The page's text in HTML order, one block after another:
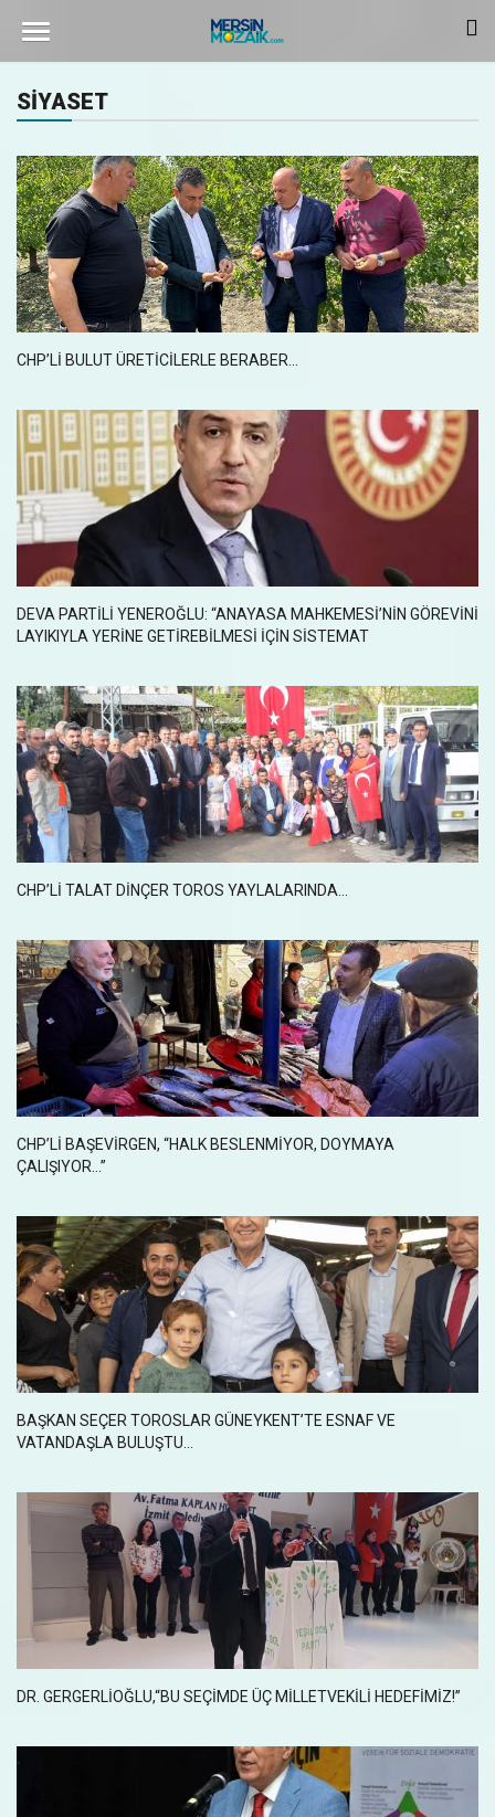
SİYASET
CHP’LI BULUT ÜRETICILERLE BERABER…
DEVA PARTILI YENEROĞLU: “ANAYASA MAHKEMESI’NIN GÖREVINI
LAYIKIYLA YERINE GETIREBILMESI IÇIN SISTEMAT
CHP’LI TALAT DINÇER TOROS YAYLALARINDA...
CHP’LI BAŞEVIRGEN, “HALK BESLENMIYOR, DOYMAYA
ÇALIŞIYOR...”
BAŞKAN SEÇER TOROSLAR GÜNEYKENT’TE ESNAF VE
VATANDAŞLA BULUŞTU...
DR. GERGERLIOĞLU,“BU SEÇIMDE ÜÇ MILLETVEKILI HEDEFIMIZ!”